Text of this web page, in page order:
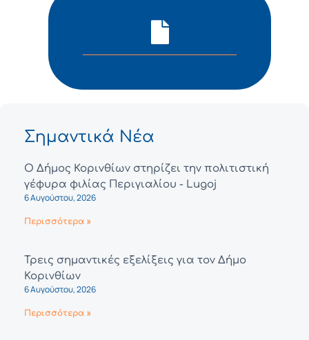
Σημαντικά Νέα
Ο Δήμος Κορινθίων στηρίζει την πολιτιστική
γέφυρα φιλίας Περιγιαλίου - Lugoj
6 Αυγούστου, 2026
Περισσότερα »
Τρεις σημαντικές εξελίξεις για τον Δήμο
Κορινθίων
6 Αυγούστου, 2026
Περισσότερα »